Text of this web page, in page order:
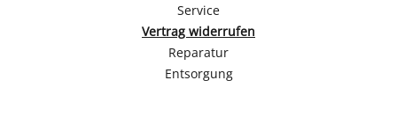
Service
Vertrag widerrufen
Reparatur
Entsorgung